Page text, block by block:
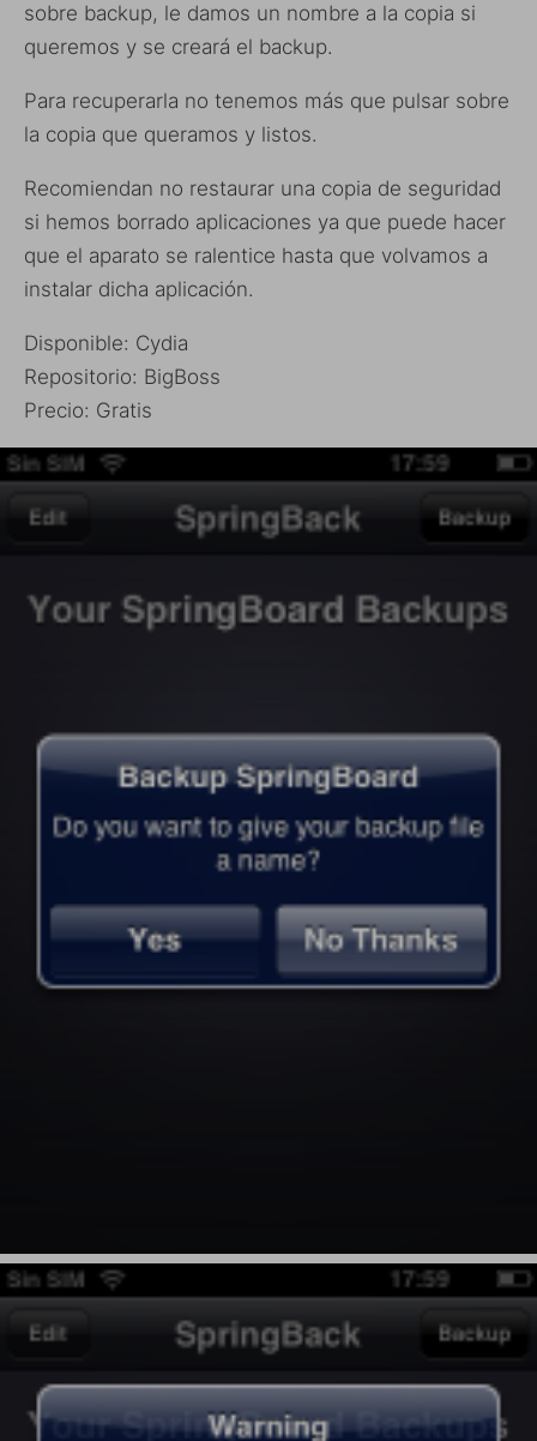
sobre backup, le damos un nombre a la copia si
queremos y se creará el backup.
Para recuperarla no tenemos más que pulsar sobre
la copia que queramos y listos.
Recomiendan no restaurar una copia de seguridad
si hemos borrado aplicaciones ya que puede hacer
que el aparato se ralentice hasta que volvamos a
instalar dicha aplicación.
Disponible: Cydia
Repositorio: BigBoss
Precio: Gratis